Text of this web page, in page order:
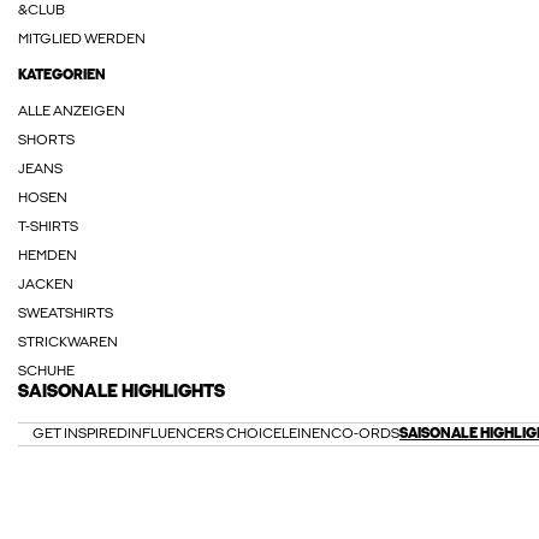
&CLUB
MITGLIED WERDEN
KATEGORIEN
ALLE ANZEIGEN
SHORTS
JEANS
HOSEN
T-SHIRTS
HEMDEN
JACKEN
SWEATSHIRTS
STRICKWAREN
SCHUHE
SAISONALE HIGHLIGHTS
GET INSPIRED INFLUENCERS CHOICELEINENCO-ORDSSAISONALE